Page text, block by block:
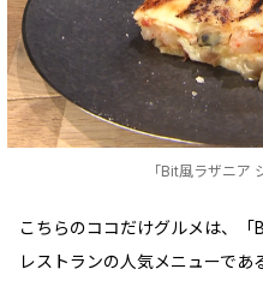
「Bit風ラザニア
こちらのココだけグルメは、「
レストランの人気メニューで